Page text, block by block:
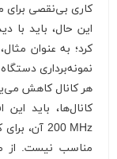
کاری بی‌نقصی
این حال، باید با
نمونه‌برداری
هر کانال کاهش
کانال‌ها، باید
200 MHz آن، برای
مناسب نیست. از